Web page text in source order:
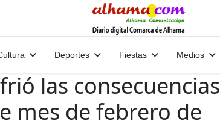
Deportes Fiestas Medios
las consecuencias
mes de febrero de